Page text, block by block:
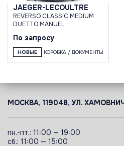
JAEGER-LECOULTRE
REVERSO CLASSIC MEDIUM
DUETTO MANUEL
По запросу
НОВЫЕ КОРОБКА / ДОКУМЕНТЫ
МОСКВА, 119048, УЛ.
пн.-пт.: 11:00 — 19:00
сб.: 11:00 — 15:00